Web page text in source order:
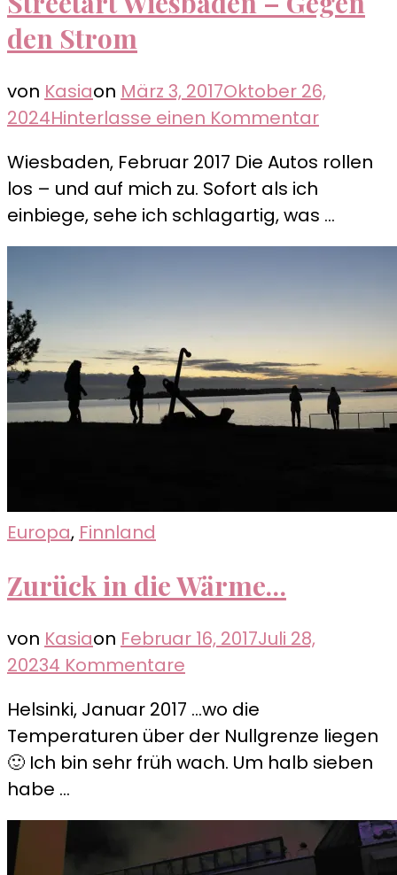
den Strom
von Kasiaon März 3, 2017Oktober 26,
2024Hinterlasse einen Kommentarzu
Gegen
den
Wiesbaden, Februar 2017 Die Autos rollen
los – und auf mich zu. Sofort als ich
einbiege, sehe ich schlagartig, was …
Europa, Finnland
Zurück in die Wärme…
von Kasiaon Februar 16, 2017Juli 28,
20234 Kommentare
in
die
Wärme…
Helsinki, Januar 2017 …wo die
Temperaturen über der Nullgrenze liegen
🙂 Ich bin sehr früh wach. Um halb sieben
habe …